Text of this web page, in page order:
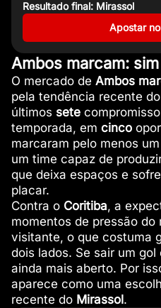
Resultado final: Mirassol
Apostar
Ambos marcam: sim
O mercado de Ambos
pela tendência recente
últimos sete
temporada, em cinco
marcaram pelo menos
um time capaz de
que deixa espaços e
placar.
Contra o Coritiba, a
momentos de pressão
visitante, o que costuma
dois lados. Se sair um
ainda mais aberto. Por
aparece como uma
recente do Mirassol .